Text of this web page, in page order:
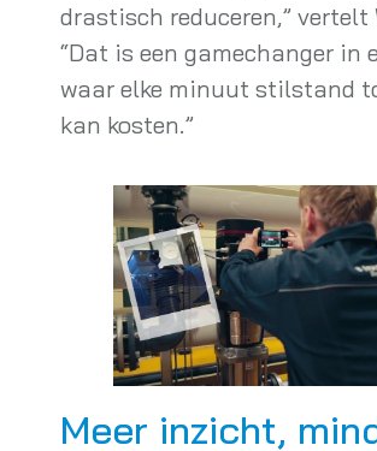
drastisch reduceren,” vertelt
“Dat is een gamechanger in
waar elke minuut stilstand
kan kosten.”
Meer inzicht,